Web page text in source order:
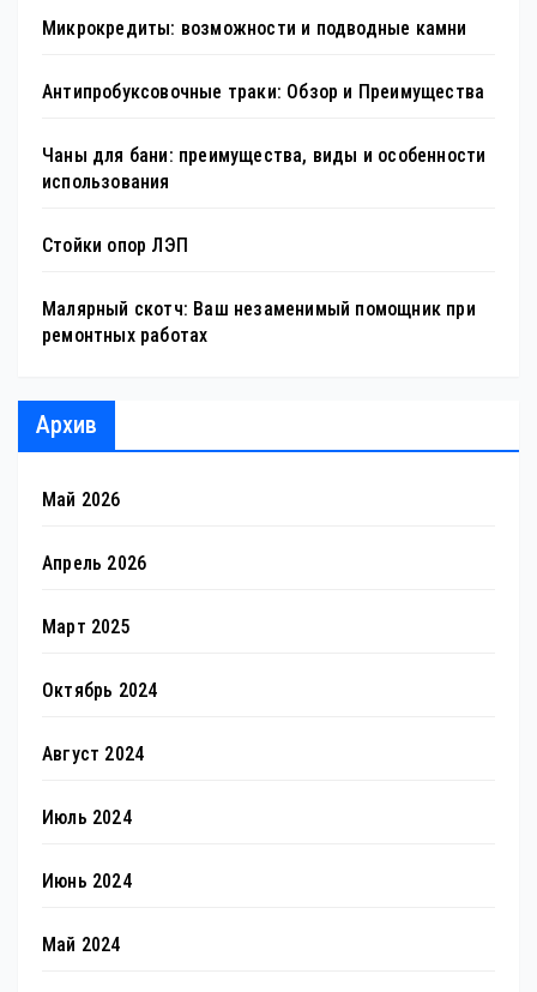
Микрокредиты: возможности и подводные камни
Антипробуксовочные траки: Обзор и Преимущества
Чаны для бани: преимущества, виды и особенности
использования
Стойки опор ЛЭП
Малярный скотч: Ваш незаменимый помощник при
ремонтных работах
Архив
Май 2026
Апрель 2026
Март 2025
Октябрь 2024
Август 2024
Июль 2024
Июнь 2024
Май 2024